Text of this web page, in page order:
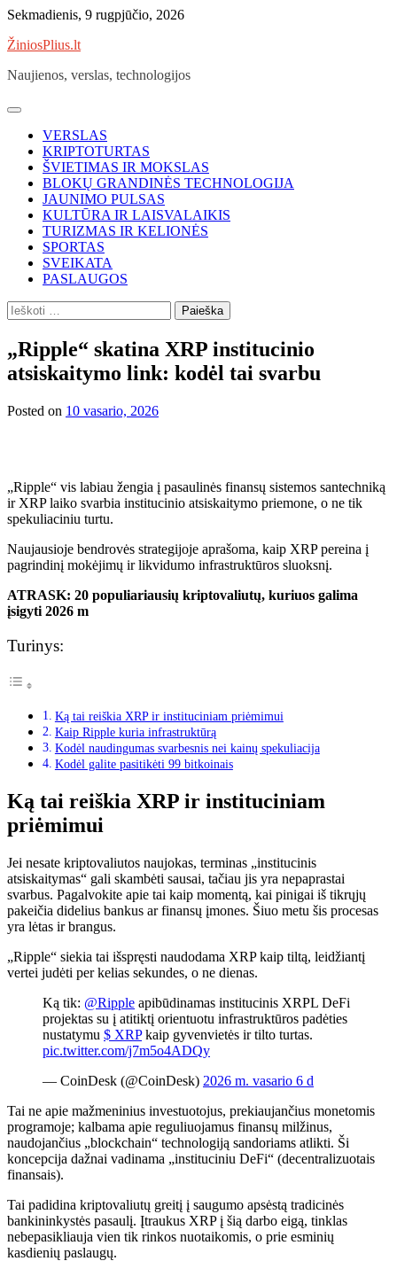
Skip
content
Sekmadienis, 9 rugpjūčio, 2026
ŽiniosPlius.lt
Naujienos, verslas, technologijos
VERSLAS
KRIPTOTURTAS
ŠVIETIMAS IR MOKSLAS
BLOKŲ GRANDINĖS TECHNOLOGIJA
JAUNIMO PULSAS
KULTŪRA IR LAISVALAIKIS
TURIZMAS IR KELIONĖS
SPORTAS
SVEIKATA
PASLAUGOS
Ieškoti:
„Ripple“ skatina XRP institucinio
atsiskaitymo link: kodėl tai svarbu
Posted on 10 vasario, 2026
„Ripple“ vis labiau žengia į pasaulinės finansų sistemos santechniką
ir XRP laiko svarbia institucinio atsiskaitymo priemone, o ne tik
spekuliaciniu turtu.
Naujausioje bendrovės strategijoje aprašoma, kaip XRP pereina į
pagrindinį mokėjimų ir likvidumo infrastruktūros sluoksnį.
ATRASK: 20 populiariausių kriptovaliutų, kuriuos galima
įsigyti 2026 m
Turinys:
Ką tai reiškia XRP ir instituciniam priėmimui
Kaip Ripple kuria infrastruktūrą
Kodėl naudingumas svarbesnis nei kainų spekuliacija
Kodėl galite pasitikėti 99 bitkoinais
Ką tai reiškia XRP ir instituciniam
priėmimui
Jei nesate kriptovaliutos naujokas, terminas „institucinis
atsiskaitymas“ gali skambėti sausai, tačiau jis yra nepaprastai
svarbus. Pagalvokite apie tai kaip momentą, kai pinigai iš tikrųjų
pakeičia didelius bankus ar finansų įmones. Šiuo metu šis procesas
yra lėtas ir brangus.
„Ripple“ siekia tai išspręsti naudodama XRP kaip tiltą, leidžiantį
vertei judėti per kelias sekundes, o ne dienas.
Ką tik: @Ripple apibūdinamas institucinis XRPL DeFi
projektas su į atitiktį orientuotu infrastruktūros padėties
nustatymu $ XRPkaip gyvenvietės ir tilto turtas.
pic.twitter.com/j7m5o4ADQy
— CoinDesk (@CoinDesk) 2026 m. vasario 6 d
Tai ne apie mažmeninius investuotojus, prekiaujančius monetomis
programoje; kalbama apie reguliuojamus finansų milžinus,
naudojančius „blockchain“ technologiją sandoriams atlikti. Ši
koncepcija dažnai vadinama „instituciniu DeFi“ (decentralizuotais
finansais).
Tai padidina kriptovaliutų greitį į saugumo apsėstą tradicinės
bankininkystės pasaulį. Įtraukus XRP į šią darbo eigą, tinklas
nebepasikliauja vien tik rinkos nuotaikomis, o prie esminių
kasdienių paslaugų.